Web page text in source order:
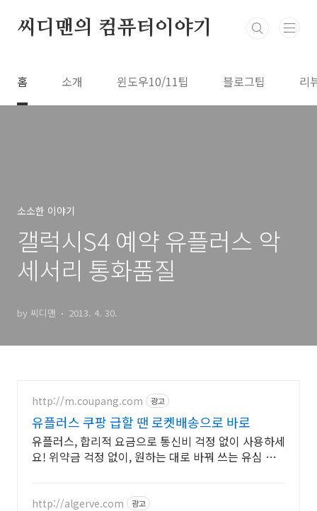
씨디맨의 컴퓨터이야기
홈 소개 윈도우10/11팁 블로그팁 리
소소한 이야기
갤럭시S4 예약 유플러스 악
세서리 통화품질
by 씨디맨 2013. 4. 30.
http://m.coupang.com 광고
유플러스 쿠팡 급할 땐 로켓배송으로 바로
유플러스, 합리적 요금으로 통신비 걱정 없이 사용하세
요! 위약금 걱정 없이, 원하는 대로 바꿔 쓰는 유심 쿠
http://algerve.com 광고